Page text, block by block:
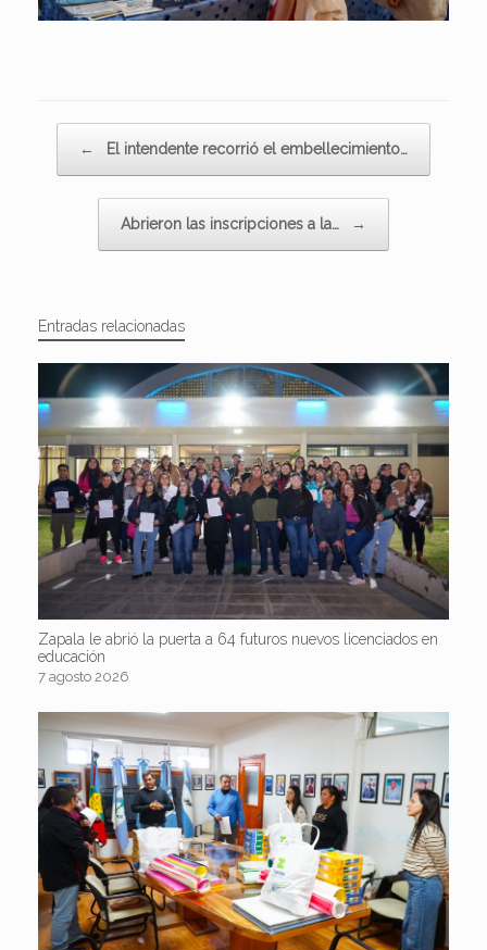
← El intendente recorrió el embellecimiento…
Abrieron las inscripciones a la… →
Entradas relacionadas
Zapala le abrió la puerta a 64 futuros nuevos licenciados en
educación
7 agosto 2026